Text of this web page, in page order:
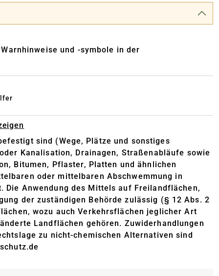
und -symbole in der
sind (Wege, Plätze und sonstiges
Kanalisation, Drainagen, Straßenabläufe sowie
Bitumen, Pflaster, Platten und ähnlichen
oder mittelbaren Abschwemmung in
Die Anwendung des Mittels auf Freilandflächen,
der zuständigen Behörde zulässig (§ 12 Abs. 2
wozu auch Verkehrsflächen jeglicher Art
Landflächen gehören. Zuwiderhandlungen
zu nicht-chemischen Alternativen sind